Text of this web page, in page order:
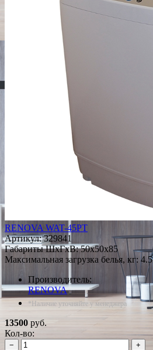
RENOVA WAT-45PT
Артикул:329841
Габариты ШxГxВ: 50x50x85
Максимальная загрузка белья, кг: 4.5
Производитель:
RENOVA
*Наличие уточняйте у менеджера
13500 руб.
Кол-во:
−
+